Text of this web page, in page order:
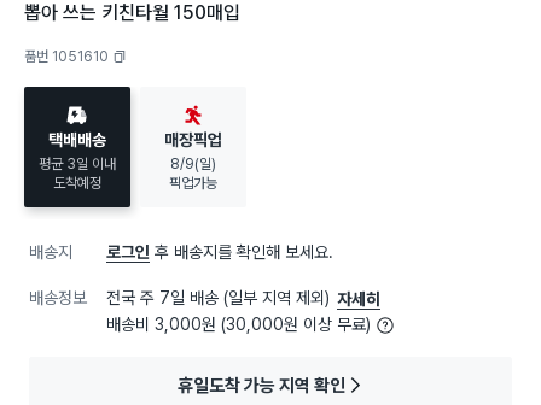
뽑아 쓰는 키친타월 150매입
품번 1051610
택배배송
평균 3일 이내
도착예정
매장픽업
8/9(일)
픽업가능
배송지 로그인 후 배송지를 확인해 보세요.
배송정보 전국 주 7일 배송 (일부 지역 제외) 자세히
배송비 3,000원 (30,000원 이상 무료)
휴일도착 가능 지역 확인